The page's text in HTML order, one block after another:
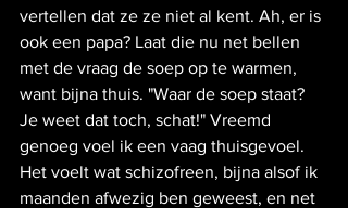
vertellen dat ze ze niet al kent. Ah, er is
ook een papa? Laat die nu net bellen
met de vraag de soep op te warmen,
want bijna thuis. "Waar de soep staat?
Je weet dat toch, schat!" Vreemd
genoeg voel ik een vaag thuisgevoel.
Het voelt wat schizofreen, bijna alsof ik
maanden afwezig ben geweest, en net